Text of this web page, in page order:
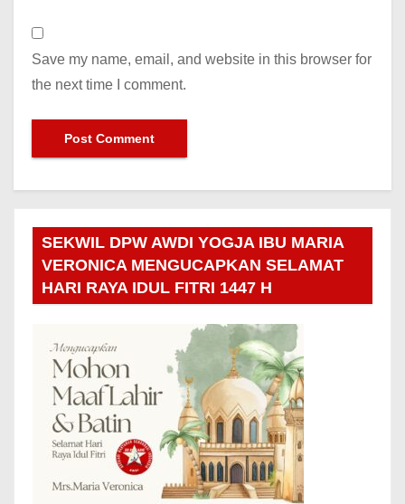
Save my name, email, and website in this browser for
the next time I comment.
SEKWIL DPW AWDI YOGJA IBU MARIA
VERONICA MENGUCAPKAN SELAMAT
HARI RAYA IDUL FITRI 1447 H